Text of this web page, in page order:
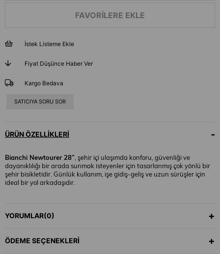
FAVORILERE EKLE
İstek Listeme Ekle
Fiyat Düşünce Haber Ver
Kargo Bedava
SATICIYA SORU SOR
ÜRÜN ÖZELLIKLERI
Bianchi Newtourer 28” , şehir içi ulaşımda konforu, güvenliği ve
dayanıklılığı bir arada sunmak isteyenler için tasarlanmış çok yönlü bir
şehir bisikletidir. Günlük kullanım, işe gidiş-geliş ve uzun sürüşler için
ideal bir yol arkadaşıdır.
Hafif ve sağlamAlüminyum 6061 kadrosu
rahat bir yapı sunarken;
SR Suntour NEX amortisörlü maşa (63 mm)
YORUMLAR(0)
ÖDEME SEÇENEKLERI